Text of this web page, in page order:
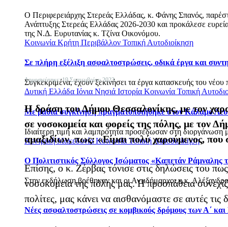
Ο Περιφερειάρχης Στερεάς Ελλάδας, κ. Φάνης Σπανός,
Ανάπτυξης Στερεάς Ελλάδας 2026-2030 και προκάλεσε
της Ν.Δ. Ευρυτανίας κ. Τζίνα Οικονόμου.
Κοινωνία Κρήτη Περιβάλλον Τοπική Αυτοδιοίκηση
Σε πλήρη εξέλιξη ασφαλτοστρώσεις, οδικά έργα και
Συγκεκριμένα, έχουν ξεκινήσει τα έργα κατασκευής του
Δυτική Ελλάδα Ιόνια Νησιά Ιστορία Κοινωνία Τοπική
Με βαθιά συγκίνηση πραγματοποιήθηκε στον Κάλαμο
Ιδιαίτερη τιμή και λαμπρότητα προσέδωσαν στη διοργάνωση
Κεντρική ΜακεδονίαΚοινωνία Τοπική Αυτοδιοίκηση
Ο Πολιτιστικός Σύλλογος Ισώματος «Καπετάν Ράμναλης
Στην εκδήλωση βρέθηκαν και οι Αντιδήμαρχοι κ.κ.
Νέες ασφαλτοστρώσεις σε κομβικούς δρόμους των Α΄
Δημοσιεύτηκε: 19 Σεπτεμβρίου 2023
Η δράση του Δήμου Θεσσαλονίκης, με τον
σε νοσοκομεία και φορείς της πόλης, με τον
αμαξιδίων, πως: «Είμαι πολύ χαρούμενος,
Επίσης, ο κ. Ζέρβας τόνισε στις δηλώσεις του
νοσοκομεία της πόλης μας. Η προσπάθεια
πολίτες, μας κάνει να αισθανόμαστε σε αυτές